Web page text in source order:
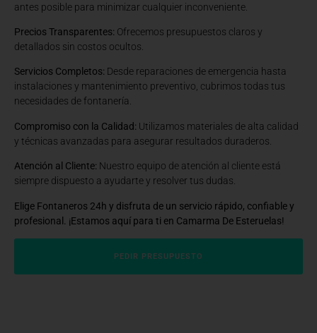
antes posible para minimizar cualquier inconveniente.
Precios Transparentes: Ofrecemos presupuestos claros y
detallados sin costos ocultos.
Servicios Completos: Desde reparaciones de emergencia hasta
instalaciones y mantenimiento preventivo, cubrimos todas tus
necesidades de fontanería.
Compromiso con la Calidad: Utilizamos materiales de alta calidad
y técnicas avanzadas para asegurar resultados duraderos.
Atención al Cliente: Nuestro equipo de atención al cliente está
siempre dispuesto a ayudarte y resolver tus dudas.
Elige Fontaneros 24h y disfruta de un servicio rápido, confiable y
profesional. ¡Estamos aquí para ti en Camarma De Esteruelas!
PEDIR PRESUPUESTO